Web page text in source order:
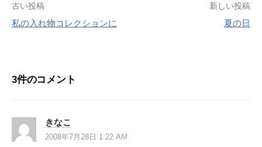
投
稿
ビ
ー
シ
古い投稿
私の入れ物コレクションに
新しい投稿
夏の日
3件のコメント
きなこ
2008年7月28日 1:22 AM